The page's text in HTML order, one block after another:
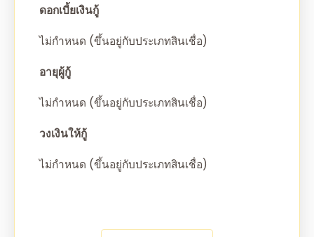
ดอกเบี้ยเงินกู้
ไม่กำหนด (ขึ้นอยู่กับประเภทสินเชื่อ)
อายุผู้กู้
ไม่กำหนด (ขึ้นอยู่กับประเภทสินเชื่อ)
วงเงินให้กู้
ไม่กำหนด (ขึ้นอยู่กับประเภทสินเชื่อ)